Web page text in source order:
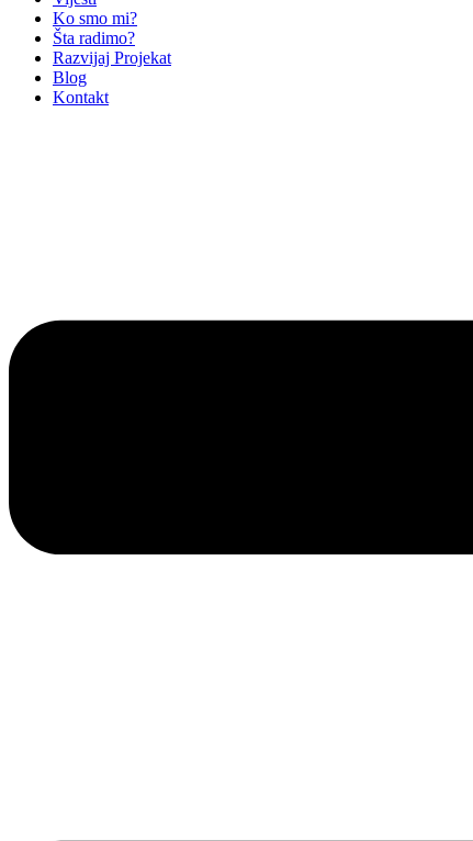
Ko smo mi?
Šta radimo?
Razvijaj Projekat
Blog
Kontakt